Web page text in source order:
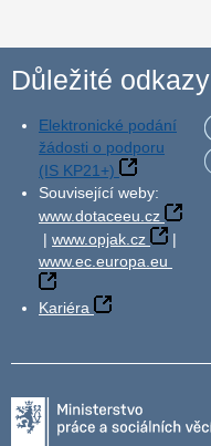
Důležité odkazy
Elektronické podání
žádosti o podporu
(IS KP21+)
Související weby:
www.dotaceeu.cz
| www.opjak.cz
|
www.ec.europa.eu
Kariéra